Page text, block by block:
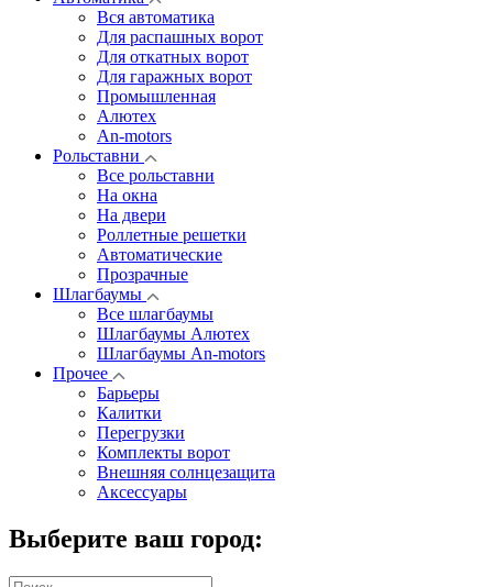
Вся автоматика
Для распашных ворот
Для откатных ворот
Для гаражных ворот
Промышленная
Алютех
An-motors
Рольставни
Все рольставни
На окна
На двери
Роллетные решетки
Автоматические
Прозрачные
Шлагбаумы
Все шлагбаумы
Шлагбаумы Алютех
Шлагбаумы An-motors
Прочее
Барьеры
Калитки
Перегрузки
Комплекты ворот
Внешняя солнцезащита
Аксессуары
Выберите ваш город: